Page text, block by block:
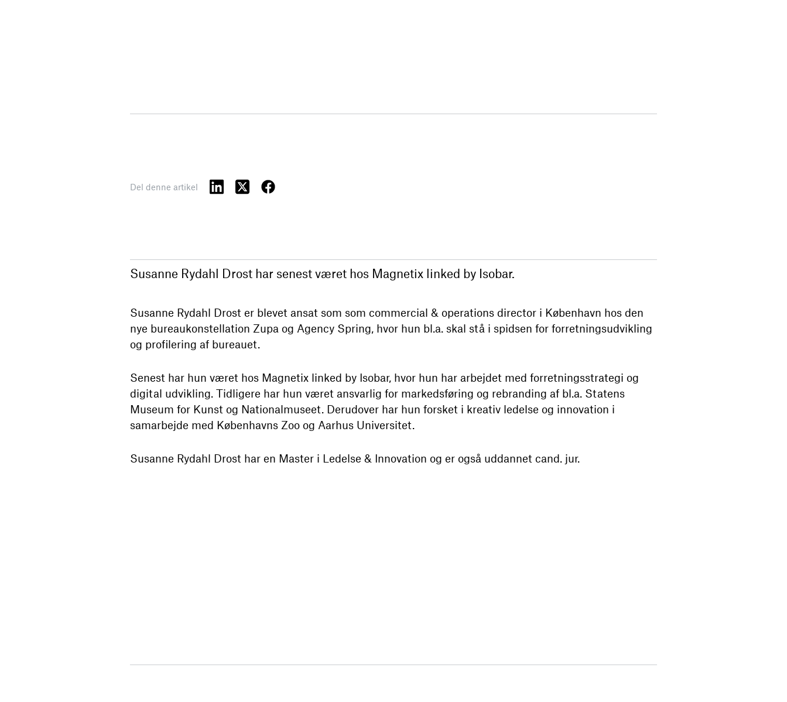
Del denne artikel
Susanne Rydahl Drost har senest været hos Magnetix linked by Isobar.
Susanne Rydahl Drost er blevet ansat som som commercial & operations director i København hos den
nye bureaukonstellation Zupa og Agency Spring, hvor hun bl.a. skal stå i spidsen for forretningsudvikling
og profilering af bureauet.
Senest har hun været hos Magnetix linked by Isobar, hvor hun har arbejdet med forretningsstrategi og
digital udvikling. Tidligere har hun været ansvarlig for markedsføring og rebranding af bl.a. Statens
Museum for Kunst og Nationalmuseet. Derudover har hun forsket i kreativ ledelse og innovation i
samarbejde med Københavns Zoo og Aarhus Universitet.
Susanne Rydahl Drost har en Master i Ledelse & Innovation og er også uddannet cand. jur.